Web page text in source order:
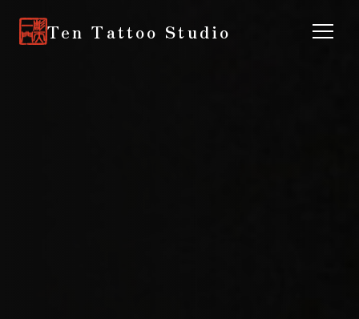
Ten Tattoo Studio